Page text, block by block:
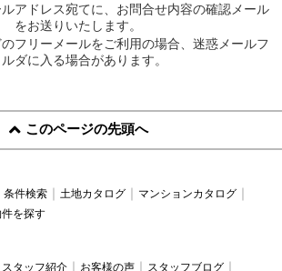
アドレス宛てに、お問合せ内容の確認メール
をお送りいたします。
フリーメールをご利用の場合、迷惑メールフ
ルダに入る場合があります。
このページの先頭へ
条件検索 土地カタログ
マンションカタログ
を探す
スタッフ紹介 お客様の声
スタッフブログ